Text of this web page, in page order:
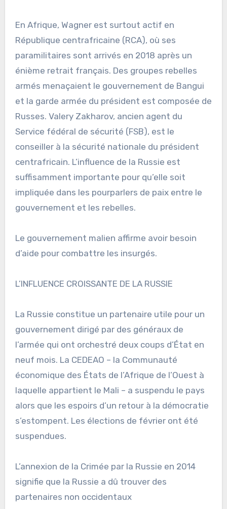
En Afrique, Wagner est surtout actif en
République centrafricaine (RCA), où ses
paramilitaires sont arrivés en 2018 après un
énième retrait français. Des groupes rebelles
armés menaçaient le gouvernement de Bangui
et la garde armée du président est composée de
Russes. Valery Zakharov, ancien agent du
Service fédéral de sécurité (FSB), est le
conseiller à la sécurité nationale du président
centrafricain. L’influence de la Russie est
suffisamment importante pour qu’elle soit
impliquée dans les pourparlers de paix entre le
gouvernement et les rebelles.
Le gouvernement malien affirme avoir besoin
d’aide pour combattre les insurgés.
L’INFLUENCE CROISSANTE DE LA RUSSIE
La Russie constitue un partenaire utile pour un
gouvernement dirigé par des généraux de
l’armée qui ont orchestré deux coups d’État en
neuf mois. La CEDEAO – la Communauté
économique des États de l’Afrique de l’Ouest à
laquelle appartient le Mali – a suspendu le pays
alors que les espoirs d’un retour à la démocratie
s’estompent. Les élections de février ont été
suspendues.
L’annexion de la Crimée par la Russie en 2014
signifie que la Russie a dû trouver des
partenaires non occidentaux